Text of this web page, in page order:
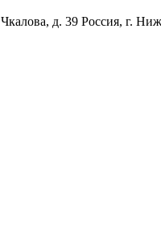
Чкалова, д. 39 Россия, г.